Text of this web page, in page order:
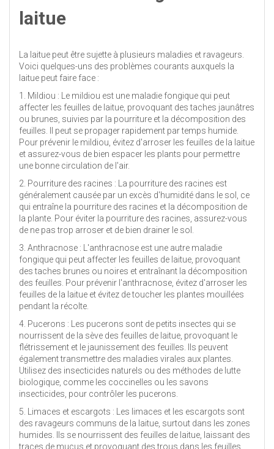
laitue
La laitue peut être sujette à plusieurs maladies et ravageurs.
Voici quelques-uns des problèmes courants auxquels la
laitue peut faire face :
1. Mildiou : Le mildiou est une maladie fongique qui peut
affecter les feuilles de laitue, provoquant des taches jaunâtres
ou brunes, suivies par la pourriture et la décomposition des
feuilles. Il peut se propager rapidement par temps humide.
Pour prévenir le mildiou, évitez d'arroser les feuilles de la laitue
et assurez-vous de bien espacer les plants pour permettre
une bonne circulation de l'air.
2. Pourriture des racines : La pourriture des racines est
généralement causée par un excès d'humidité dans le sol, ce
qui entraîne la pourriture des racines et la décomposition de
la plante. Pour éviter la pourriture des racines, assurez-vous
de ne pas trop arroser et de bien drainer le sol.
3. Anthracnose : L'anthracnose est une autre maladie
fongique qui peut affecter les feuilles de laitue, provoquant
des taches brunes ou noires et entraînant la décomposition
des feuilles. Pour prévenir l'anthracnose, évitez d'arroser les
feuilles de la laitue et évitez de toucher les plantes mouillées
pendant la récolte.
4. Pucerons : Les pucerons sont de petits insectes qui se
nourrissent de la sève des feuilles de laitue, provoquant le
flétrissement et le jaunissement des feuilles. Ils peuvent
également transmettre des maladies virales aux plantes.
Utilisez des insecticides naturels ou des méthodes de lutte
biologique, comme les coccinelles ou les savons
insecticides, pour contrôler les pucerons.
5. Limaces et escargots : Les limaces et les escargots sont
des ravageurs communs de la laitue, surtout dans les zones
humides. Ils se nourrissent des feuilles de laitue, laissant des
traces de mucus et provoquant des trous dans les feuilles.